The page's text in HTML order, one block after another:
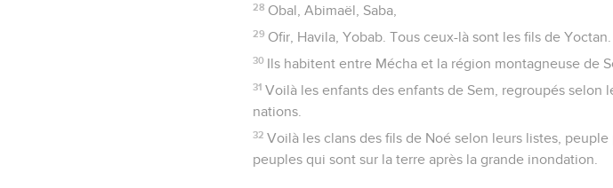
28 Obal, Abimaël, Saba,
29 Ofir, Havila, Yobab. Tous ceux-là sont les fils de Yoctan.
30 Ils habitent entre Mécha et la région montagneuse de
31 Voilà les enfants des enfants de Sem, regroupés selon
nations.
32 Voilà les clans des fils de Noé selon leurs listes,
peuples qui sont sur la terre après la grande inondation.